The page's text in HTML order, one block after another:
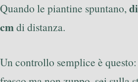
Quando le piantine spuntano,
cmdi distanza.
Un controllo semplice è